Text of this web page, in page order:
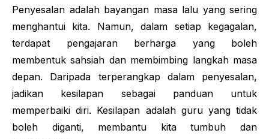
Penyesalan adalah bayangan masa lalu yang sering
menghantui kita. Namun, dalam setiap kegagalan,
terdapat pengajaran berharga yang boleh
membentuk sahsiah dan membimbing langkah masa
depan. Daripada terperangkap dalam penyesalan,
jadikan kesilapan sebagai panduan untuk
memperbaiki diri. Kesilapan adalah guru yang tidak
boleh diganti, membantu kita tumbuh dan